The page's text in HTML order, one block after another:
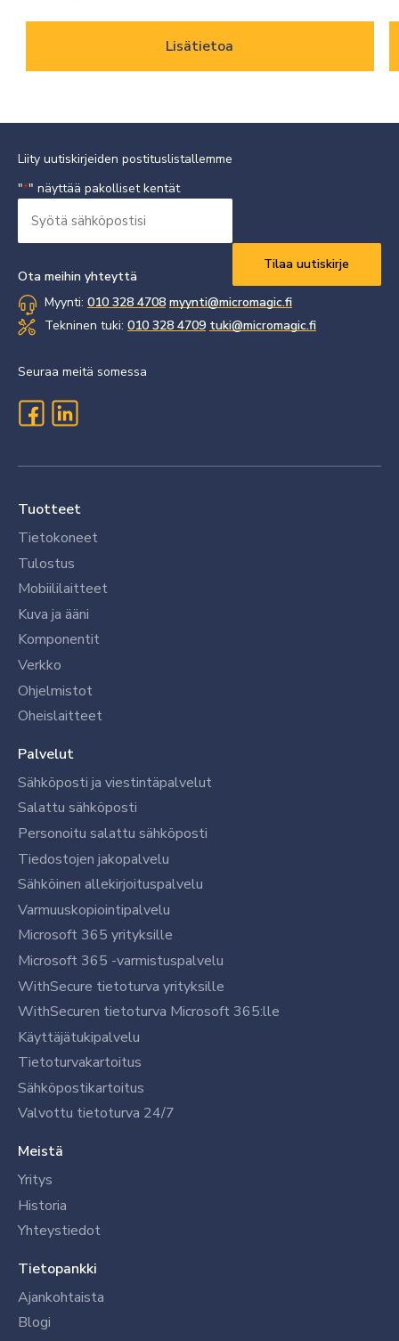
Lisätietoa
Liity uutiskirjeiden postituslistallemme
"*" näyttää pakolliset kentät
sähköpostisi
Ota meihin yhteyttä
Myynti: 010 328 4708 myynti@micromagic.fi
Tekninen tuki: 010 328 4709 tuki@micromagic.fi
Seuraa meitä somessa
Tuotteet
Tietokoneet
Tulostus
Mobiililaitteet
Kuva ja ääni
Komponentit
Verkko
Ohjelmistot
Oheislaitteet
Palvelut
Sähköposti ja viestintäpalvelut
Salattu sähköposti
Personoitu salattu sähköposti
Tiedostojen jakopalvelu
Sähköinen allekirjoituspalvelu
Varmuuskopiointipalvelu
Microsoft 365 yrityksille
Microsoft 365 -varmistuspalvelu
WithSecure tietoturva yrityksille
WithSecuren tietoturva Microsoft 365:lle
Käyttäjätukipalvelu
Tietoturvakartoitus
Sähköpostikartoitus
Valvottu tietoturva 24/7
Meistä
Yritys
Historia
Yhteystiedot
Tietopankki
Ajankohtaista
Blogi